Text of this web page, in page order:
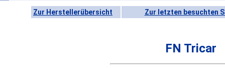
Zur Herstellerübersicht Zur letzten besuchten
FN Tricar